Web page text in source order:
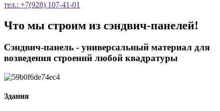
тел.: +7(928) 107-41-01
Что мы строим из сэндвич-панелей!
Сэндвич-панель - универсальный материал для
возведения строений любой квадратуры
Здания